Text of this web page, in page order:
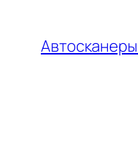
содержимому